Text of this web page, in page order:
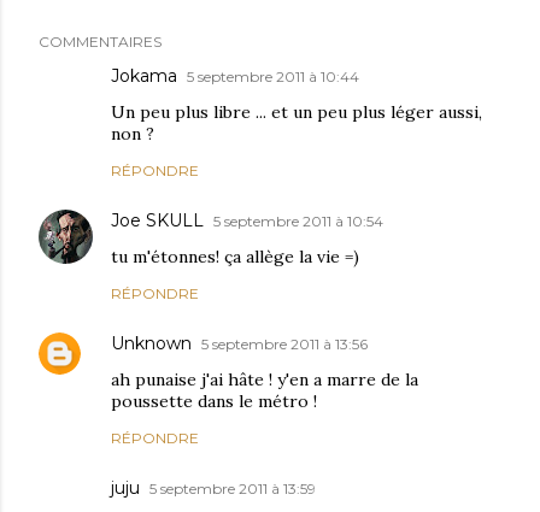
COMMENTAIRES
Jokama 5 septembre 2011 à 10:44
Un peu plus libre ... et un peu plus léger aussi,
non ?
RÉPONDRE
Joe SKULL 5 septembre 2011 à 10:54
tu m'étonnes! ça allège la vie =)
RÉPONDRE
Unknown 5 septembre 2011 à 13:56
ah punaise j'ai hâte ! y'en a marre de la
poussette dans le métro !
RÉPONDRE
juju 5 septembre 2011 à 13:59